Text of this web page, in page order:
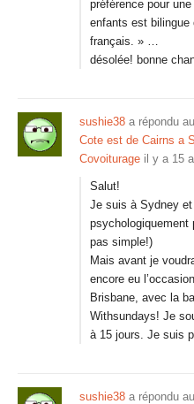
préférence pour
enfants est bilingue
français. » …
désolée! bonne
sushie38 a répondu
Cote est de Cairns a
Covoiturage il y a 15
Salut!
Je suis à Sydney
psychologiquement
pas simple!)
Mais avant je
encore eu
Brisbane, avec la
Withsundays! Je
à 15 jours. Je suis
sushie38 a répondu